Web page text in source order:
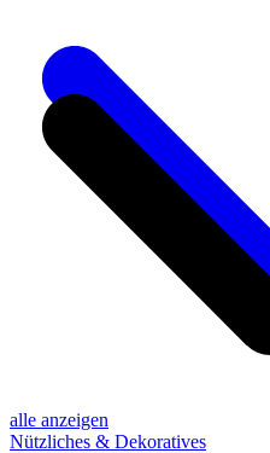
alle anzeigen
Nützliches & Dekoratives